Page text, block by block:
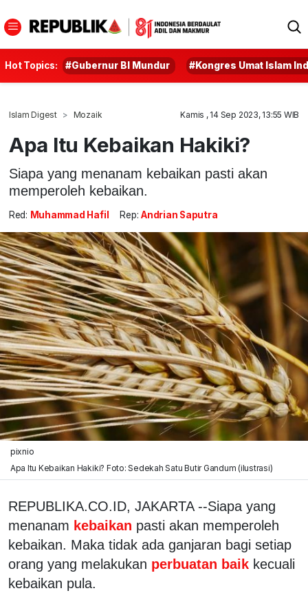
Hot Topics: #Gubernur BI Mundur #Kongres Umat Islam
Islam Digest Mozaik Kamis , 14 Sep 2023, 13:55 WIB
Apa Itu Kebaikan Hakiki?
Siapa yang menanam kebaikan pasti akan
memperoleh kebaikan.
Red: Muhammad Hafil Rep: Andrian Saputra
pixnio
Apa Itu Kebaikan Hakiki? Foto: Sedekah Satu Butir Gandum (ilustrasi)
REPUBLIKA.CO.ID, JAKARTA --Siapa yang
menanam kebaikan pasti akan memperoleh
kebaikan. Maka tidak ada ganjaran bagi setiap
orang yang melakukan perbuatan baik kecuali
kebaikan pula.